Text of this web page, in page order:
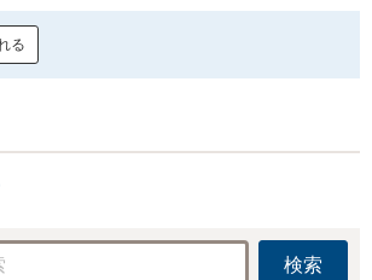
る
検索